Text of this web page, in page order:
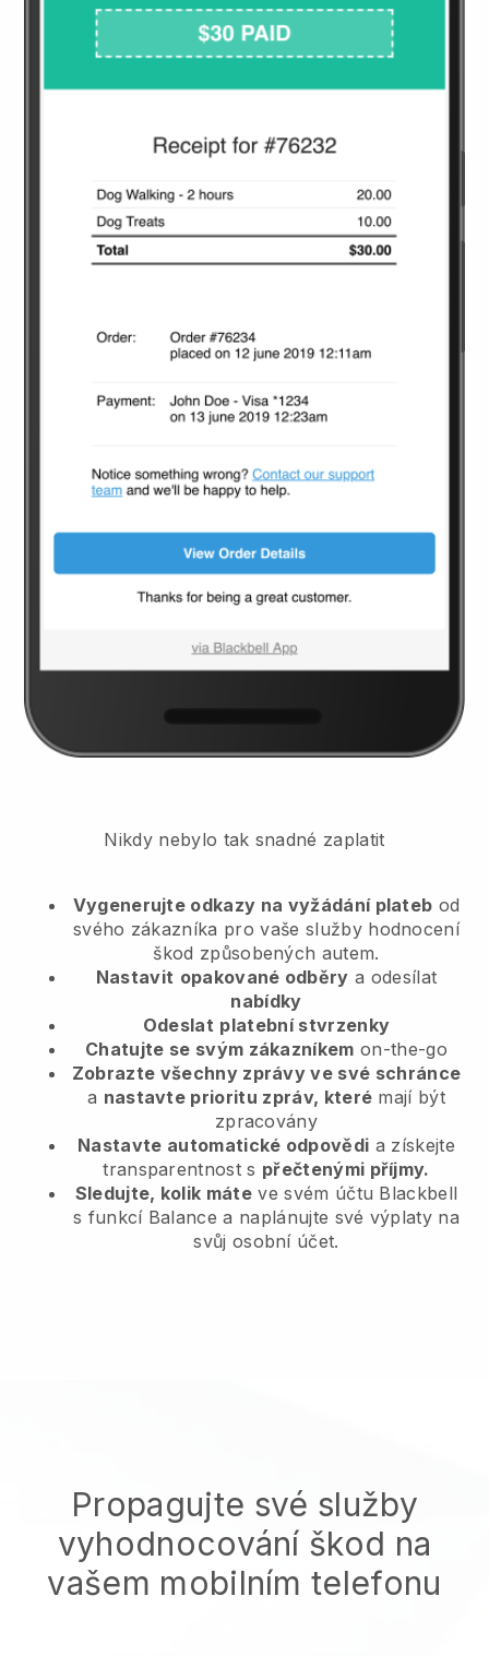
Nikdy nebylo tak snadné zaplatit
Vygenerujte odkazy na vyžádání plateb od
svého zákazníka pro vaše služby hodnocení
škod způsobených autem.
Nastavit opakované odběry a odesílat
nabídky
Odeslat platební stvrzenky
Chatujte se svým zákazníkem on-the-go
Zobrazte všechny zprávy ve své schránce
a nastavte prioritu zpráv, které mají být
zpracovány
Nastavte automatické odpovědi a získejte
transparentnost s přečtenými příjmy.
Sledujte, kolik máte ve svém účtu Blackbell
s funkcí Balance a naplánujte své výplaty na
svůj osobní účet.
Propagujte své služby
vyhodnocování škod na
vašem mobilním telefonu